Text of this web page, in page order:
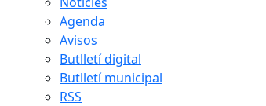
Agenda
Avisos
Butlletí digital
Butlletí municipal
RSS